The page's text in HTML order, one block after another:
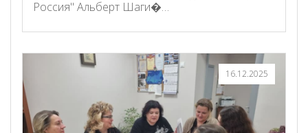
Россия" Альберт Шаги�…
16.12.2025